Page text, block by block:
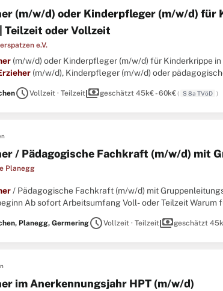
(m/w/d) oder Kinderpfleger (m/w/d) für
Teilzeit oder Vollzeit
e.V.
(m/w/d) oder Kinderpfleger (m/w/d) für Kinderkrippe
(m/w/d), Kinderpfleger (m/w/d) oder
scheduleVollzeit · Teilzeitpaymentsgeschätzt 45k€ - 60k€( S 8a TVöD )
/ Pädagogische Fachkraft (m/w/d) mit
Planegg
/ Pädagogische Fachkraft (m/w/d) mit
Ab sofort Arbeitsumfang Voll- oder Teilzeit Warum
Planegg, GermeringscheduleVollzeit · Teilzeitpaymentsgeschätzt
im Anerkennungsjahr HPT (m/w/d)